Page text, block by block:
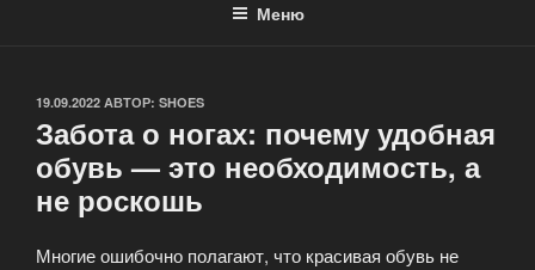
Меню
ОПУБЛИКОВАНО
19.09.2022 АВТОР: SHOES
Забота о ногах: почему удобная
обувь — это необходимость, а
не роскошь
Многие ошибочно полагают, что красивая обувь не